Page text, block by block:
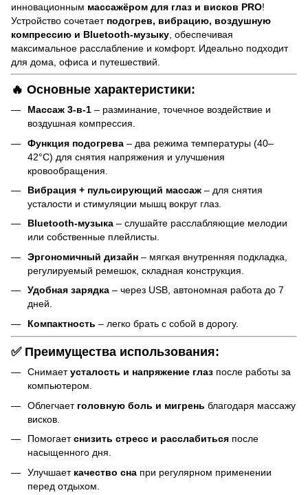
инновационным массажёром для глаз и висков PRO!
Устройство сочетает подогрев, вибрацию, воздушную
компрессию и Bluetooth-музыку , обеспечивая
максимальное расслабление и комфорт. Идеально подходит
для дома, офиса и путешествий.
🔥 Основные характеристики:
Массаж 3-в-1 – разминание, точечное воздействие и
воздушная компрессия.
Функция подогрева – два режима температуры (40–
42°C) для снятия напряжения и улучшения
кровообращения.
Вибрация + пульсирующий массаж – для снятия
усталости и стимуляции мышц вокруг глаз.
Bluetooth-музыка – слушайте расслабляющие мелодии
или собственные плейлисты.
Эргономичный дизайн – мягкая внутренняя подкладка,
регулируемый ремешок, складная конструкция.
Удобная зарядка – через USB, автономная работа до 7
дней.
Компактность – легко брать с собой в дорогу.
✅ Преимущества использования:
Снимаетусталость и напряжение глаз после работы за
компьютером.
Облегчает головную боль и мигрень благодаря массажу
висков.
Помогаетснизить стресс и расслабиться после
насыщенного дня.
Улучшает качество сна при регулярном применении
перед отдыхом.